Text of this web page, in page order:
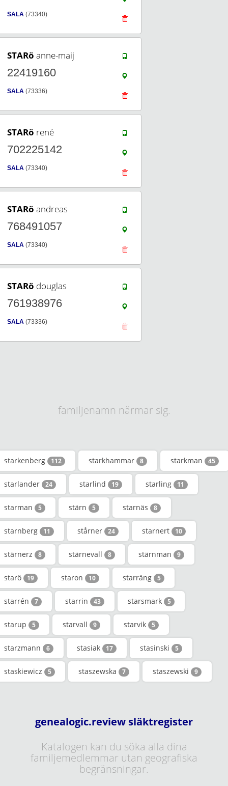
SALA (73340)
STARö anne-maij
22419160
SALA (73336)
STARö rené
702225142
SALA (73340)
STARö andreas
768491057
SALA (73340)
STARö douglas
761938976
SALA (73336)
familjenamn närmar sig.
starkenberg 112 starkhammar 8 starkman 45
starlander 24 starlind 19 starling 11
starman 5 stärn 5 starnäs 8
starnberg 11 stårner 24 starnert 10
stärnerz 8 stärnevall 8 stärnman 9
starö 19 staron 10 starräng 5
starrén 7 starrin 43 starsmark 5
starup 5 starvall 9 starvik 5
starzmann 6 stasiak 17 stasinski 5
staskiewicz 5 staszewska 7 staszewski 9
genealogic.review släktregister
Katalogen kan du söka alla dina
familjemedlemmar utan geografiska
begränsningar.